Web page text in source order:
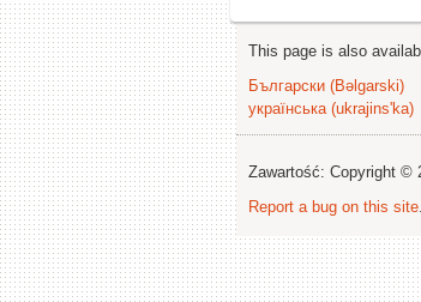
This page is also
Български (Bəlgarski)
українська (ukrajins'ka)
Zawartość: Copyright ©
Report a bug on this site.